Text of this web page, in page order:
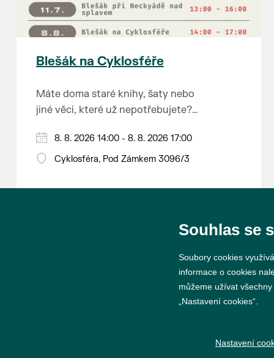
Blešák na Cyklosféře
Máte doma staré knihy, šaty nebo
jiné věci, které už nepotřebujete?
náušnice nebo cokoliv jiného?
Chcete se zbavit staré sbírky, která
vám ve skříni staré / nevhodné /
příchod 30 minut před začátkem,
aby si vše na prodejních místech
stihli přichystat. Pokud plánujete
8. 8. 2026 14:00 - 8. 8. 2026 17:00
Cyklosféra, Pod Zámkem 3096/3
Souhlas se
Soubory cookies
informace o cookies
můžeme užívat
„Nastavení cookies“.
Nastavení